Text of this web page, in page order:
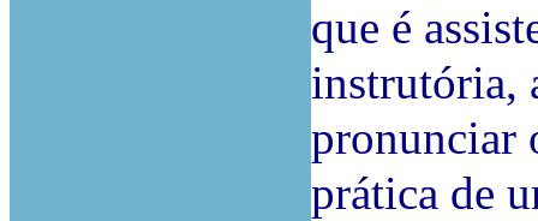
que é
instrutória,
pronunciar
prática de